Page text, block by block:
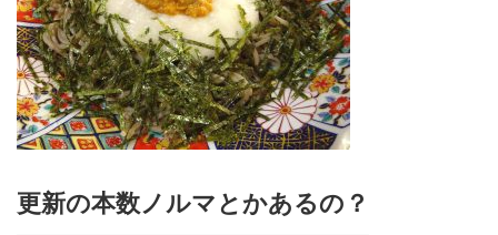
更新の本数ノルマとかあるの？